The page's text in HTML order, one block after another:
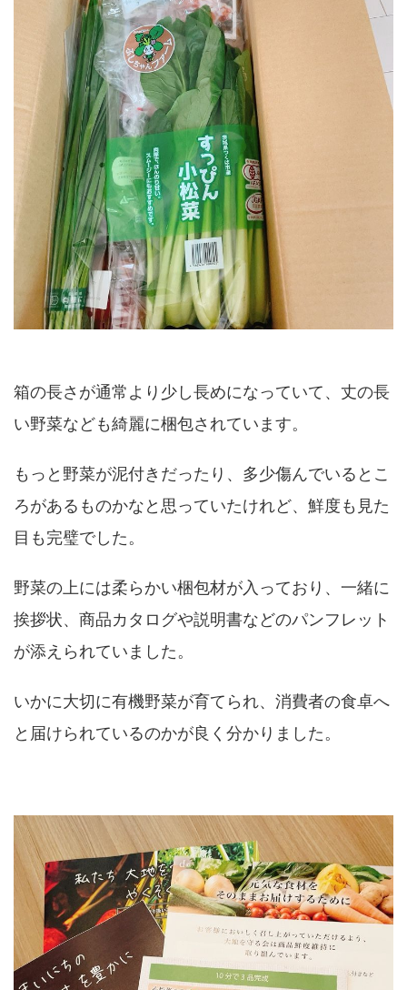
箱の長さが通常より少し長めになっていて、丈の長
い野菜なども綺麗に梱包されています。
もっと野菜が泥付きだったり、多少傷んでいるとこ
ろがあるものかなと思っていたけれど、鮮度も見た
目も完璧でした。
野菜の上には柔らかい梱包材が入っており、一緒に
挨拶状、商品カタログや説明書などのパンフレット
が添えられていました。
いかに大切に有機野菜が育てられ、消費者の食卓へ
と届けられているのかが良く分かりました。